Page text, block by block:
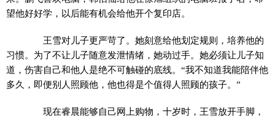
望他好好学，以后能有机会给他开个复印店。
王雪对儿子更严苛了。她刻意给他划定规则，培养他的
习惯。为了不让儿子随意发泄情绪，她动过手。她必须让儿子知
道，伤害自己和他人是绝不可触碰的底线。“我不知道我能陪伴他
多久，即便别人照顾他，他也得是个值得人照顾的孩子。”
现在睿晨能够自己网上购物，十岁时，王雪放开手脚，